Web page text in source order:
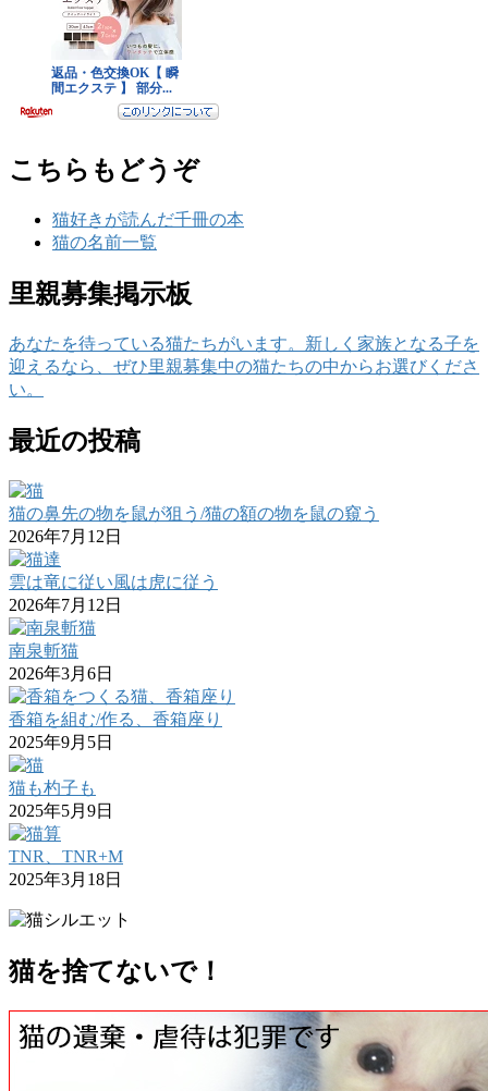
こちらもどうぞ
猫好きが読んだ千冊の本
猫の名前一覧
里親募集掲示板
あなたを待っている猫たちがいます。新しく家族となる子を
迎えるなら、ぜひ里親募集中の猫たちの中からお選びくださ
い。
最近の投稿
猫の鼻先の物を鼠が狙う/猫の額の物を鼠の窺う
2026年7月12日
雲は竜に従い風は虎に従う
2026年7月12日
南泉斬猫
2026年3月6日
香箱を組む/作る、香箱座り
2025年9月5日
猫も杓子も
2025年5月9日
TNR、TNR+M
2025年3月18日
猫を捨てないで！